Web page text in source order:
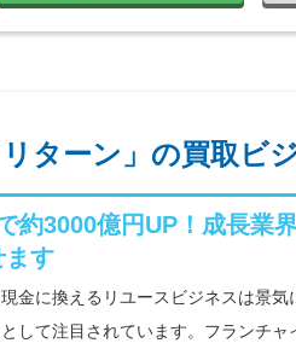
ターン」の買取ビ
約3000億円UP！成長業
ます
金に換えるリユースビジネスは景
して注目されています。フランチ